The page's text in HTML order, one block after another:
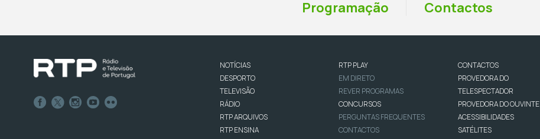
Programação Contactos
NOTÍCIAS
DESPORTO
TELEVISÃO
RÁDIO
RTP ARQUIVOS
RTP ENSINA
RTP PLAY
EM DIRETO
REVER PROGRAMAS
CONCURSOS
PERGUNTAS FREQUENTES
CONTACTOS
CONTACTOS
PROVEDORA DO
TELESPECTADOR
PROVEDORA DO OUVINTE
ACESSIBILIDADES
SATÉLITES